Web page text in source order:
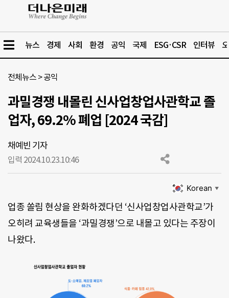
뉴스 경제 사회 환경 공익 국제 ESG·CSR 인터뷰
전체뉴스 >공익
과밀경쟁 내몰린 신사업창업사관학교 졸
업자, 69.2% 폐업 [2024 국감]
채예빈 기자
입력 2024.10.23.10:46
Korean ▼
업종 쏠림 현상을 완화하겠다던 ‘신사업창업사관학교’가
오히려 교육생들을 ‘과밀경쟁’으로 내몰고 있다는 주장이
나왔다.